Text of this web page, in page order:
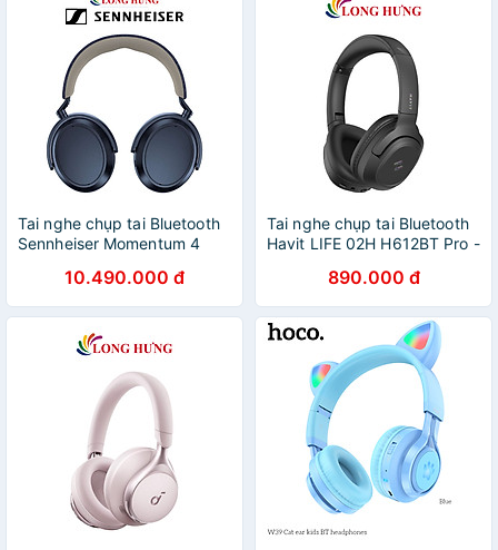
Tai nghe chụp tai Bluetooth
Sennheiser Momentum 4
chính hãng10.490.000 đ
Tai nghe chụp tai Bluetooth
Havit LIFE 02H H612BT Pro -
890.000 đ